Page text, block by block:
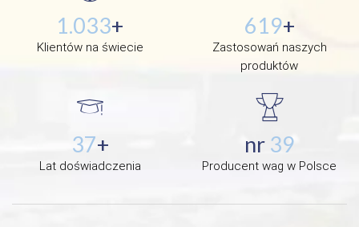
1.333+
Klientów na świecie
799+
Zastosowań naszych
produktów
48+
Lat doświadczenia
nr 21
Producent wag w Polsce